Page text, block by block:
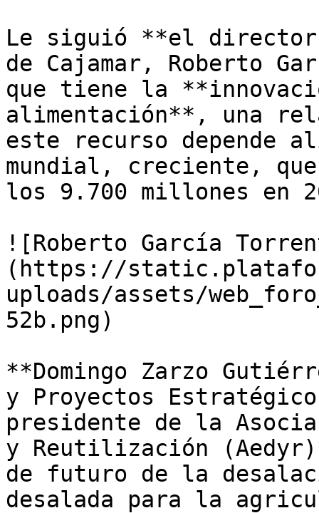
Le siguió **el director
de Cajamar, Roberto
que tiene la
alimentación**, una
este recurso depende
mundial, creciente,
los 9.700 millones en
![Roberto García
(https://
uploads/assets/
52b.png)
**Domingo Zarzo
y Proyectos
presidente de la
y Reutilización
de futuro de la
desalada para la